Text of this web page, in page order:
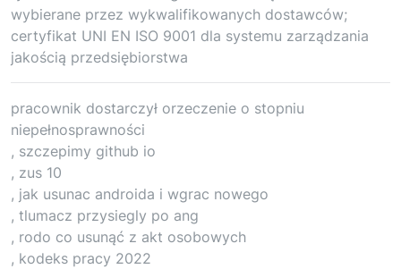
wybierane przez wykwalifikowanych dostawców;
certyfikat UNI EN ISO 9001 dla systemu zarządzania
jakością przedsiębiorstwa
pracownik dostarczył orzeczenie o stopniu
niepełnosprawności
, szczepimy github io
, zus 10
, jak usunac androida i wgrac nowego
, tlumacz przysiegly po ang
, rodo co usunąć z akt osobowych
, kodeks pracy 2022